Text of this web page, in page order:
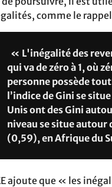
comme le
« L'inégalité des
qui va de zéro à 1, où
personne possède
l’indice de Gini se
Unis ont des Gini
niveau se situe autour
(0,59), en Afrique du
ajoute que « les